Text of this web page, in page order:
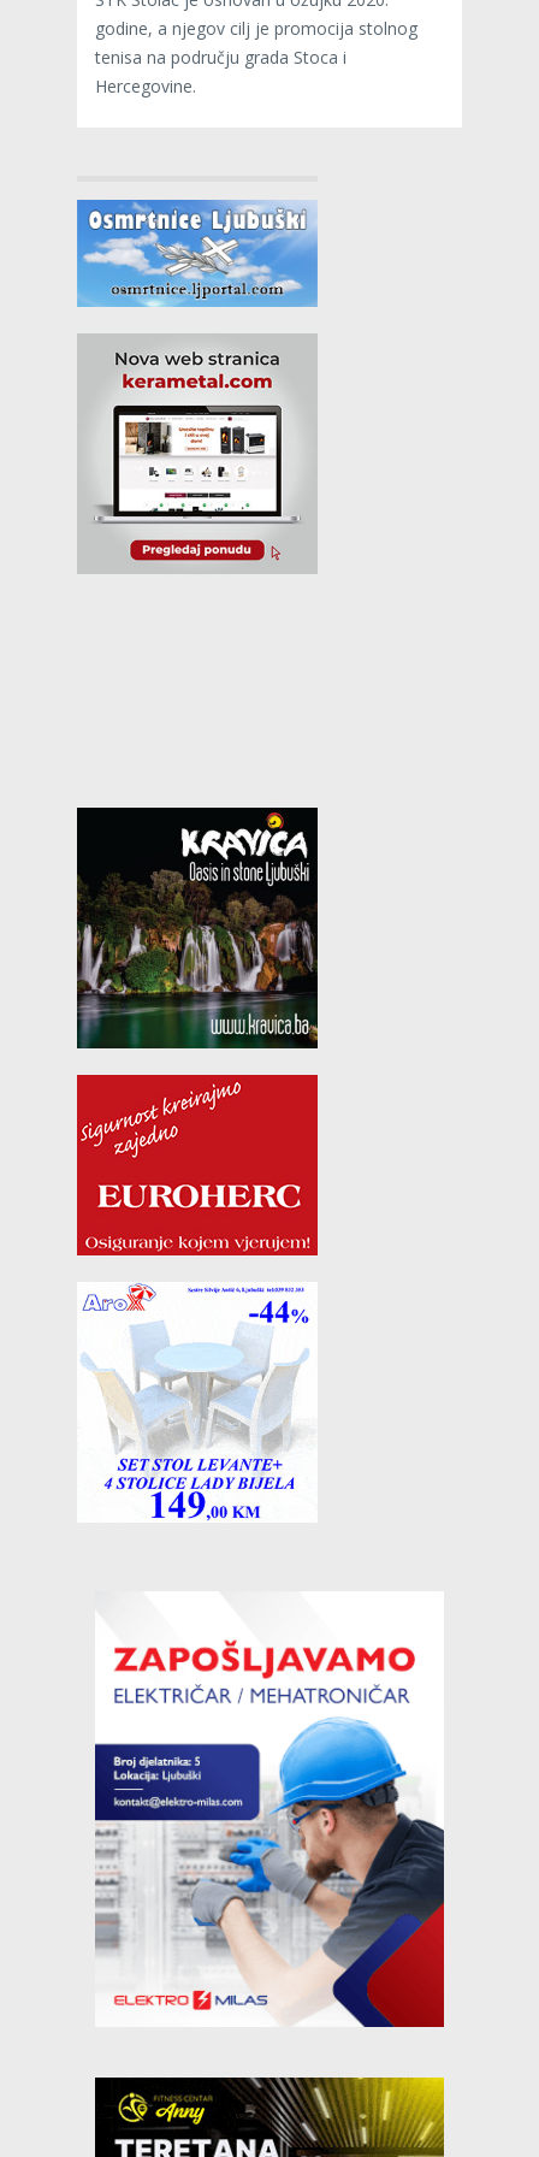
godine, a njegov cilj je promocija stolnog
tenisa na području grada Stoca i
Hercegovine.